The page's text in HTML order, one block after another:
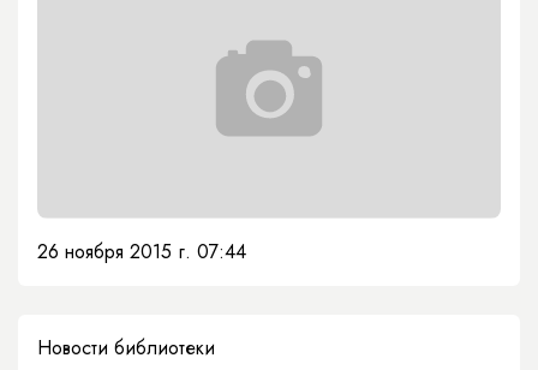
26 ноября 2015 г. 07:44
Новости библиотеки